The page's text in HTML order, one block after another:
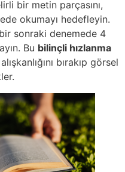
bir metin parçasını,
okumayı hedefleyin.
sonraki denemede 4
Bu bilinçli hızlanma
bırakıp görsel